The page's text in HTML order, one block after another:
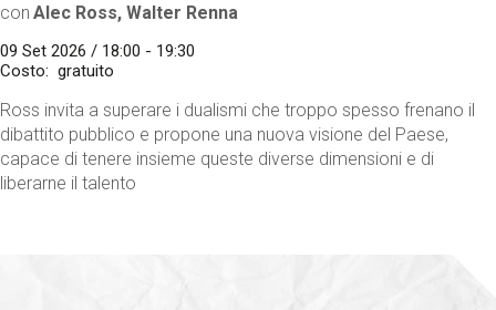
con Alec Ross, Walter Renna
09 Set 2026 / 18:00 - 19:30
Costo
gratuito
Ross invita a superare i dualismi che troppo spesso frenano il
dibattito pubblico e propone una nuova visione del Paese,
capace di tenere insieme queste diverse dimensioni e di
liberarne il talento